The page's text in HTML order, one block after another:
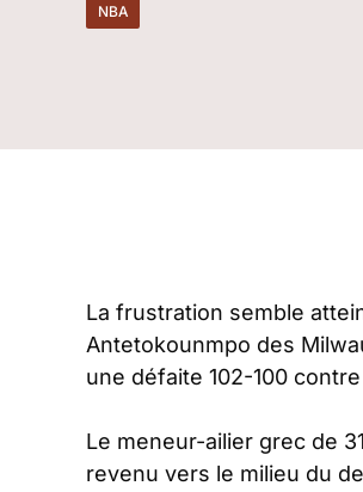
NBA
La frustration semble
Antetokounmpo des
une défaite 102-100
Le meneur-ailier grec de
revenu vers le milieu du